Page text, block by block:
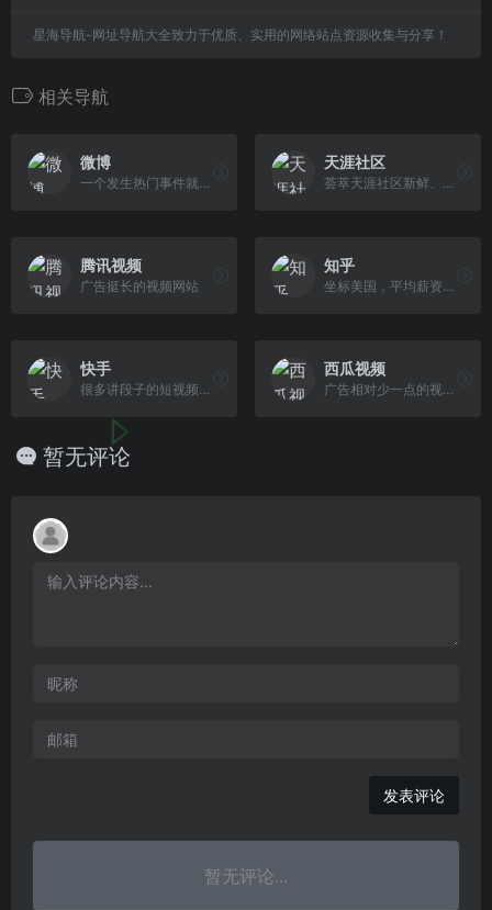
星海导航-网址导航大全致力于优质、实用的网络站点资源收集与分享！
相关导航
微博
一个发生热门事件就宕机的网站。
天涯社区
荟萃天涯社区新鲜、火热、有趣的内容
腾讯视频
广告挺长的视频网站
知乎
坐标美国，平均薪资百万，质量还行的问答社区
快手
很多讲段子的短视频内容。
西瓜视频
广告相对少一点的视频站
暂无评论
发表评论
暂无评论...